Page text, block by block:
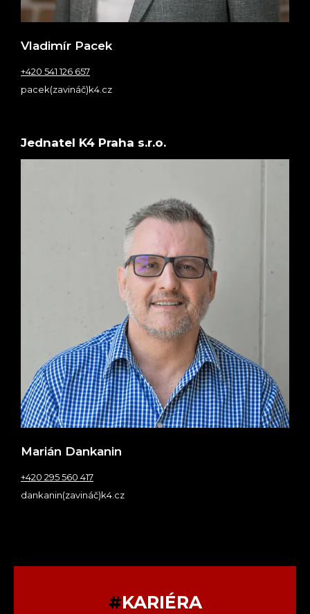
Vladimír Pacek
+420 541 126 657
pacek(zavináč)k4.cz
Jednatel K4 Praha s.r.o.
Marián Dankanin
+420 295 560 417
dankanin(zavináč)k4.cz
#KARIÉRA